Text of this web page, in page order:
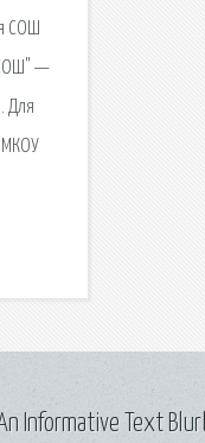
СОШ
СОШ" —
Для
МКОУ
Informative Text